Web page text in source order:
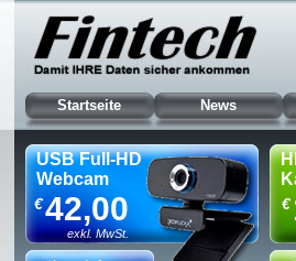
Startseite News
USB Full-HD
Webcam
42,00
€
exkl. MwSt.
€